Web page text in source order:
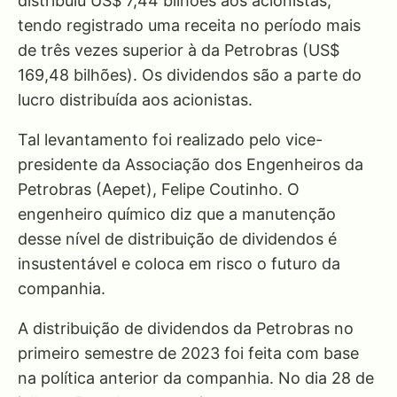
tendo registrado uma receita no período mais
de três vezes superior à da Petrobras (US$
169,48 bilhões). Os dividendos são a parte do
lucro distribuída aos acionistas.
Tal levantamento foi realizado pelo vice-
presidente da Associação dos Engenheiros da
Petrobras (Aepet), Felipe Coutinho. O
engenheiro químico diz que a manutenção
desse nível de distribuição de dividendos é
insustentável e coloca em risco o futuro da
companhia.
A distribuição de dividendos da Petrobras no
primeiro semestre de 2023 foi feita com base
na política anterior da companhia. No dia 28 de